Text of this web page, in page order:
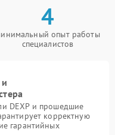
4
опыт работы
специалистов
DEXP и прошедшие
корректную
гарантийных